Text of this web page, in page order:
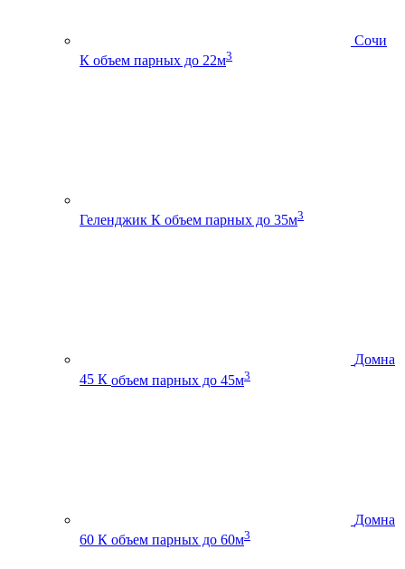
Сочи
К объем парных до 22м3
Геленджик К объем парных до 35м3
Домна
45 К объем парных до 45м3
Домна
60 К объем парных до 60м3